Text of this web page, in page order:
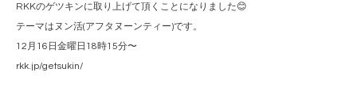
RKKのゲツキンに取り上げて頂くことになりました😊
テーマはヌン活(アフタヌーンティー)です。
12月16日金曜日18時15分〜
rkk.jp/getsukin/